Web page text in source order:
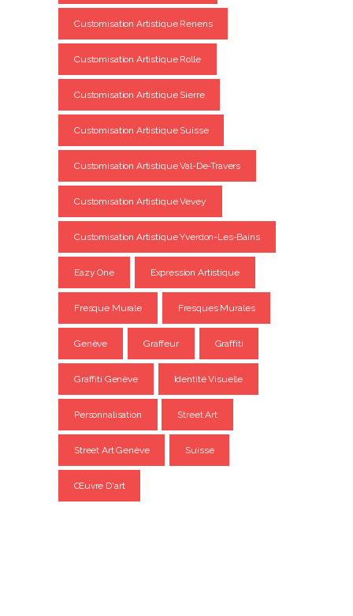
Customisation Artistique Renens
Customisation Artistique Rolle
Customisation Artistique Sierre
Customisation Artistique Suisse
Customisation Artistique Val-De-Travers
Customisation Artistique Vevey
Customisation Artistique Yverdon-Les-Bains
Eazy One Expression Artistique
Fresque Murale Fresques Murales
Genève Graffeur Graffiti
Graffiti Genève Identité Visuelle
Personnalisation Street Art
Street Art Genève Suisse
Œuvre D'art